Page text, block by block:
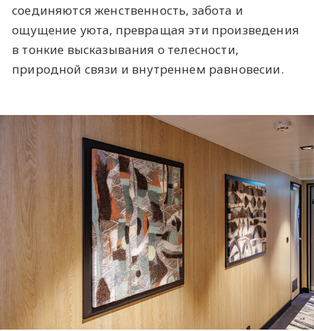
соединяются женственность, забота и
ощущение уюта, превращая эти произведения
в тонкие высказывания о телесности,
природной связи и внутреннем равновесии.